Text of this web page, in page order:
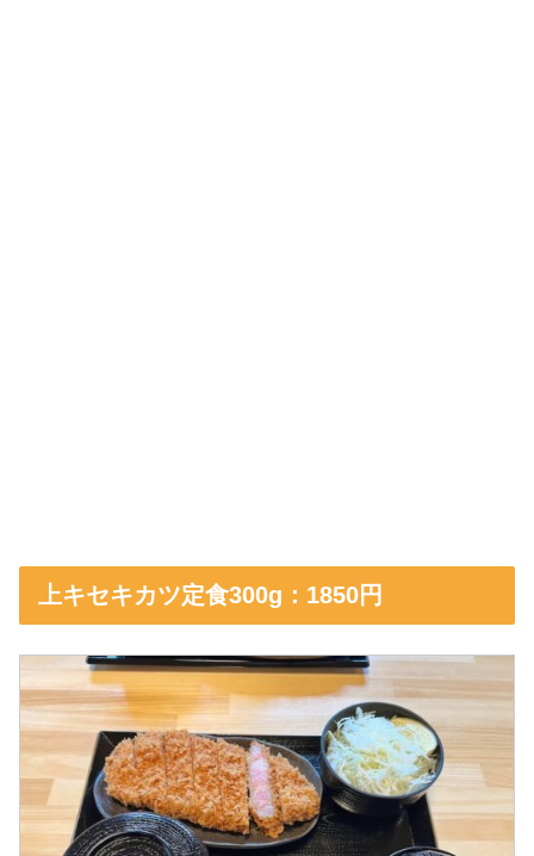
上キセキカツ定食300g：1850円